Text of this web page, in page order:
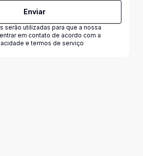
Enviar
serão utilizadas para que a nossa
em contato de acordo com a
e termos de serviço